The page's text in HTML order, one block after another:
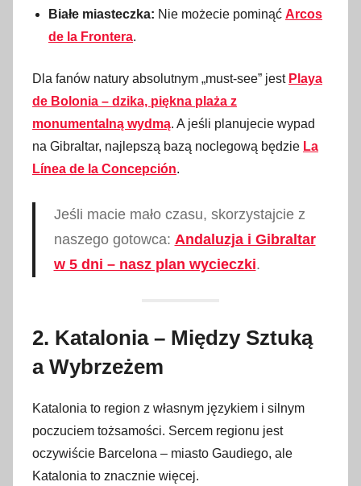
Białe miasteczka: Nie możecie pominąć Arcos
de la Frontera.
Dla fanów natury absolutnym „must-see” jest Playa
de Bolonia – dzika, piękna plaża z
monumentalną wydmą. A jeśli planujecie wypad
na Gibraltar, najlepszą bazą noclegową będzie La
Línea de la Concepción.
Jeśli macie mało czasu, skorzystajcie z
naszego gotowca: Andaluzja i Gibraltar
w 5 dni – nasz plan wycieczki.
2. Katalonia – Między Sztuką
a Wybrzeżem
Katalonia to region z własnym językiem i silnym
poczuciem tożsamości. Sercem regionu jest
oczywiście Barcelona – miasto Gaudiego, ale
Katalonia to znacznie więcej.